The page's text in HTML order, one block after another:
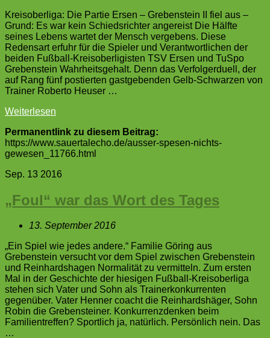
Kreisoberliga: Die Partie Ersen – Grebenstein II fiel aus –
Grund: Es war kein Schiedsrichter angereist Die Hälfte
seines Lebens wartet der Mensch vergebens. Diese
Redensart erfuhr für die Spieler und Verantwortlichen der
beiden Fußball-Kreisoberligisten TSV Ersen und TuSpo
Grebenstein Wahrheitsgehalt. Denn das Verfolgerduell, der
auf Rang fünf postierten gastgebenden Gelb-Schwarzen von
Trainer Roberto Heuser …
Weiterlesen
Permanentlink zu diesem Beitrag:
https://www.sauertalecho.de/ausser-spesen-nichts-
gewesen_11766.html
Sep. 13 2016
„Foul“ war das Wort des Tages
13. September 2016
„Ein Spiel wie jedes andere.“ Familie Göring aus
Grebenstein versucht vor dem Spiel zwischen Grebenstein
und Reinhardshagen Normalität zu vermitteln. Zum ersten
Mal in der Geschichte der hiesigen Fußball-Kreisoberliga
stehen sich Vater und Sohn als Trainerkonkurrenten
gegenüber. Vater Henner coacht die Reinhardshäger, Sohn
Robin die Grebensteiner. Konkurrenzdenken beim
Familientreffen? Sportlich ja, natürlich. Persönlich nein. Das
…